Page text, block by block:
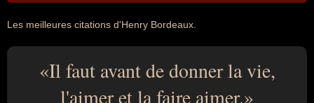
Les meilleures citations d'Henry Bordeaux.
Il faut avant de donner la vie,
l'aimer et la faire aimer.